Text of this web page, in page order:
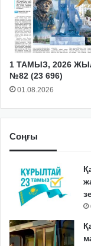
1 ТАМЫЗ, 2026
№82 (23 696)
01.08.2026
Соңғы